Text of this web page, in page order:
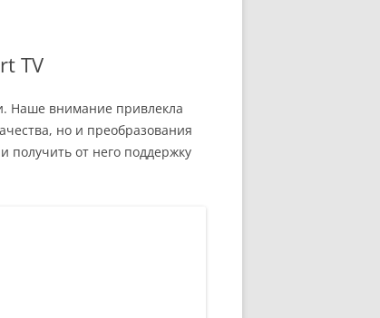
TV
Наше внимание привлекла
но и преобразования
получить от него поддержку